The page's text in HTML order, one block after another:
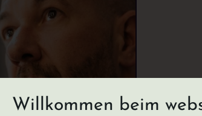
Willkommen beim